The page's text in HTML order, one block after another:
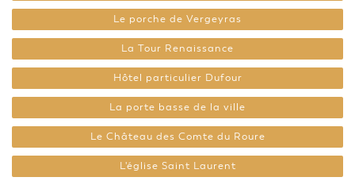
Le porche de Vergeyras
La Tour Renaissance
Hôtel particulier Dufour
La porte basse de la ville
Le Château des Comte du Roure
L'église Saint Laurent